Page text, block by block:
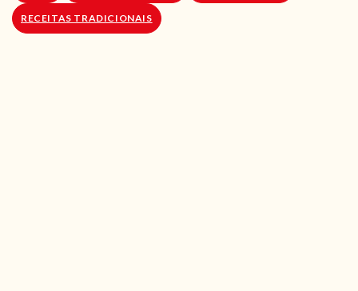
LOJA ONLINE
RECEITAS TRADICIONAIS